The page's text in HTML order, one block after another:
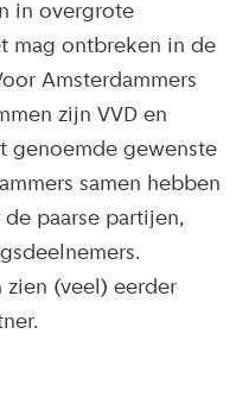
in overgrote
mag ontbreken in de
Amsterdammers
zijn VVD en
genoemde gewenste
samen hebben
paarse partijen,
zien (veel) eerder